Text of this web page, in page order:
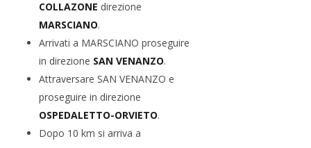
COLLAZONE direzione
MARSCIANO.
Arrivati a MARSCIANO proseguire
in direzione SAN VENANZO.
Attraversare SAN VENANZO e
proseguire in direzione
OSPEDALETTO-ORVIETO.
Dopo 10 km si arriva a